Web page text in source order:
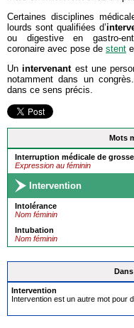
Mots
Interruption médicale de
Expression au féminin
Intervention
Intolérance
Nom féminin
Intubation
Nom féminin
Intervention
Intervention est un autre mot pour
Certaines disciplines
lourds sont qualifiées d’
ou digestive en gastro-
coronaire avec pose de stent
Un intervenantest une
notamment dans un congrès.
dans ce sens précis.